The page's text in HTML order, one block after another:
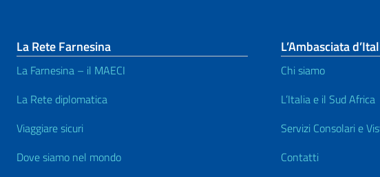
La Rete Farnesina
La Farnesina – il MAECI
La Rete diplomatica
Viaggiare sicuri
Dove siamo nel mondo
L’Ambasciata
Chi siamo
L’Italia e il Sud Africa
Servizi Consolari e
Contatti